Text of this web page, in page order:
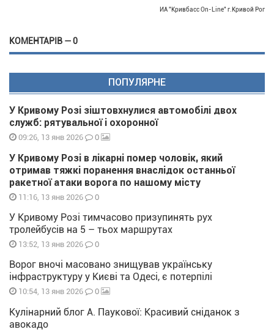
ИА "Кривбасс On-Line" г.Кривой Рог
КОМЕНТАРІВ — 0
ПОПУЛЯРНЕ
У Кривому Розі зіштовхнулися автомобілі двох
служб: рятувальної і охоронної
09:26, 13 янв 2026 0
У Кривому Розі в лікарні помер чоловік, який
отримав тяжкі поранення внаслідок останньої
ракетної атаки ворога по нашому місту
11:16, 13 янв 2026 0
У Кривому Розі тимчасово призупинять рух
тролейбусів на 5 – тьох маршрутах
13:52, 13 янв 2026 0
Ворог вночі масовано знищував українську
інфраструктуру у Києві та Одесі, є потерпілі
10:54, 13 янв 2026 0
Кулінарний блог А. Паукової: Красивий сніданок з
авокадо